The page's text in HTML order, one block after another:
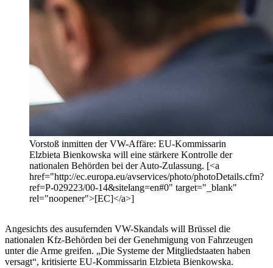
Vorstoß inmitten der VW-Affäre: EU-Kommissarin
Elzbieta Bienkowska will eine stärkere Kontrolle der
nationalen Behörden bei der Auto-Zulassung. [<a
href="http://ec.europa.eu/avservices/photo/photoDetails.cfm?
ref=P-029223/00-14&sitelang=en#0" target="_blank"
rel="noopener">[EC]</a>]
Angesichts des ausufernden VW-Skandals will Brüssel die
nationalen Kfz-Behörden bei der Genehmigung von Fahrzeugen
unter die Arme greifen. „Die Systeme der Mitgliedstaaten haben
versagt“, kritisierte EU-Kommissarin Elzbieta Bienkowska.